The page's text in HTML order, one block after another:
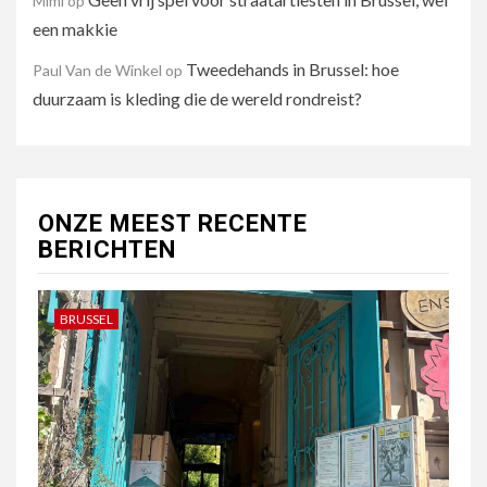
een makkie
Paul Van de Winkel op Tweedehands in Brussel: hoe
duurzaam is kleding die de wereld rondreist?
ONZE MEEST RECENTE
BERICHTEN
BRUSSEL